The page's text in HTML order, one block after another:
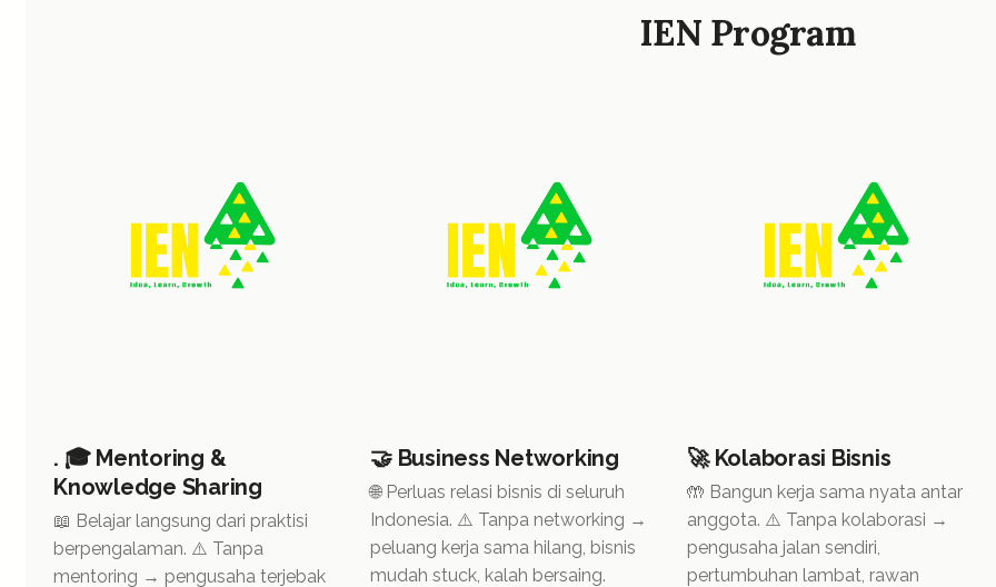
IEN Program
. 🎓 Mentoring &
Knowledge Sharing
📖 Belajar langsung dari praktisi
berpengalaman. ⚠️ Tanpa
mentoring → pengusaha terjebak
🤝 Business Networking
🌐 Perluas relasi bisnis di seluruh
Indonesia. ⚠️ Tanpa networking →
peluang kerja sama hilang, bisnis
mudah stuck, kalah bersaing.
🚀 Kolaborasi Bisnis
🤲 Bangun kerja sama nyata antar
anggota. ⚠️ Tanpa kolaborasi →
pengusaha jalan sendiri,
pertumbuhan lambat, rawan